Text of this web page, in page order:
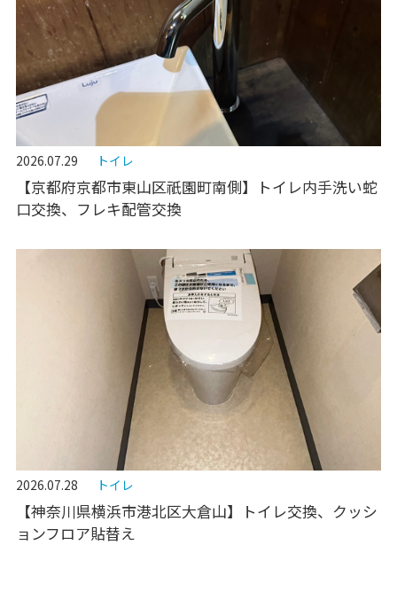
2026.07.29 トイレ
【京都府京都市東山区祇園町南側】トイレ内手洗い蛇
口交換、フレキ配管交換
2026.07.28 トイレ
【神奈川県横浜市港北区大倉山】トイレ交換、クッシ
ョンフロア貼替え